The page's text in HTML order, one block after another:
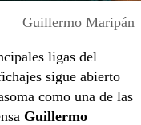
Guillermo Maripán
ligas del
sigue abierto
como una de las
Guillermo